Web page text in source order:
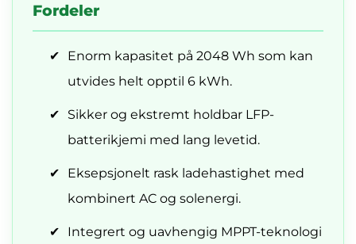
Fordeler
✔
Enorm kapasitet på 2048 Wh som kan
utvides helt opptil 6 kWh.
✔
Sikker og ekstremt holdbar LFP-
batterikjemi med lang levetid.
✔
Eksepsjonelt rask ladehastighet med
kombinert AC og solenergi.
✔
Integrert og uavhengig MPPT-teknologi